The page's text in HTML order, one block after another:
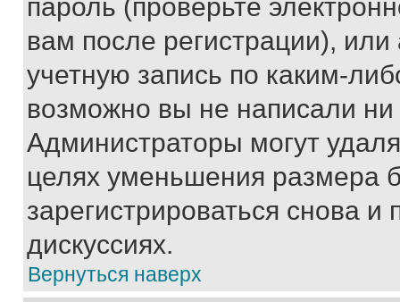
пароль (проверьте
вам после регистрации),
учетную запись по каким-
возможно вы не написали
Администраторы могут
целях уменьшения размера
зарегистрироваться снова и
дискуссиях.
Вернуться наверх